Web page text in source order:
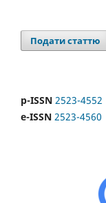
Подати статтю
p-ISSN 2523-4552
e-ISSN 2523-4560